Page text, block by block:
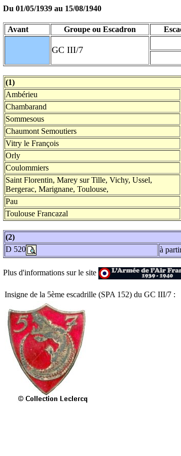
Du 01/05/1939 au 15/08/1940
Avant Groupe ou Escadron
GC III/7
(1)
Ambérieu
Chambarand
Sommesous
Chaumont Semoutiers
Vitry le François
Orly
Coulommiers
Saint Florentin, Marey sur Tille, Vichy, Ussel,
Bergerac, Marignane, Toulouse,
Pau
Toulouse Francazal
(2)
D 520
à
Plus d'informations sur le site
Insigne de la 5ème escadrille (SPA 152) du GC III/7 :